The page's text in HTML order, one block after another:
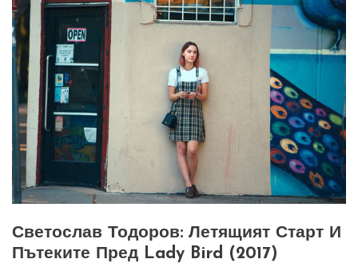
Светослав Тодоров: Летящият Старт И
Пътеките Пред Lady Bird (2017)